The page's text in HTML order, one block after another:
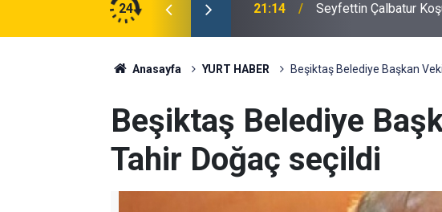
24
saygıyla anıyoruz 21:14 Seyfettin Çalbatur
Anasayfa YURT HABER Beşiktaş Belediye Başkan
Beşiktaş Belediye
Tahir Doğaç seçildi